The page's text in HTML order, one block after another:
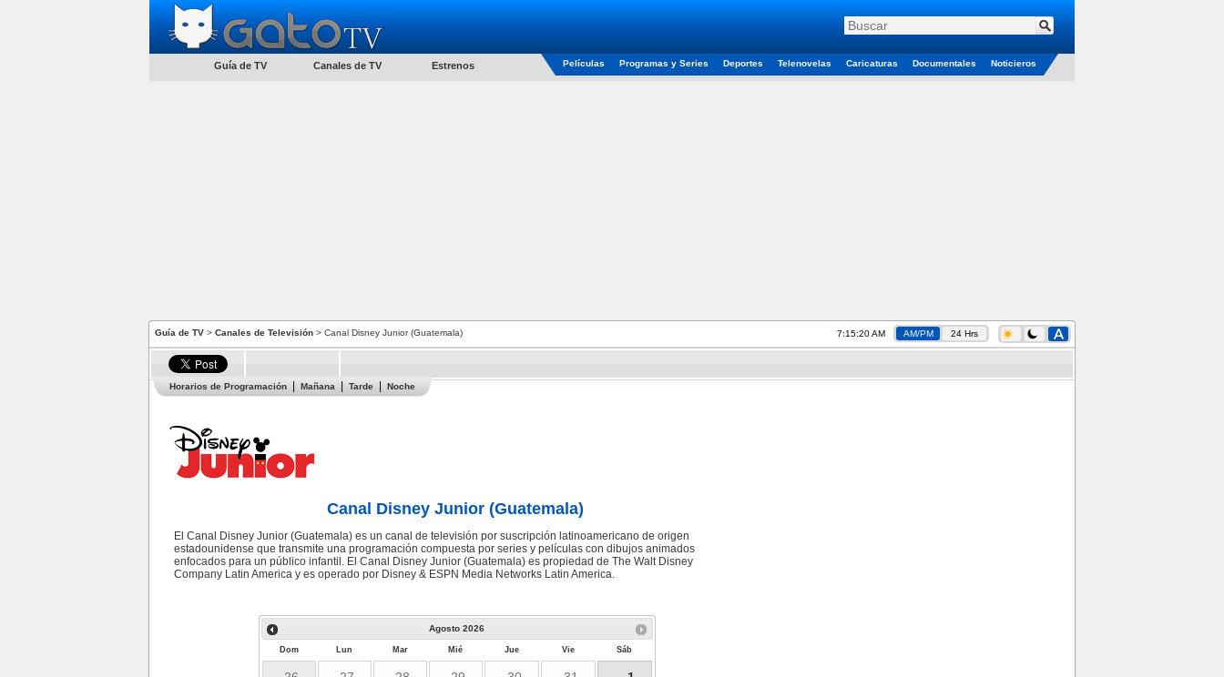
Guía de TV Canales de TV Estrenos Películas Programas y Series Deportes Telenovelas Caricaturas Documentales Noticieros
Guía de TV > Canales de Televisión > Canal Disney Junior (Guatemala) 7:15:21 AM AM/PM 24 Hrs
Horarios de Programación Mañana Tarde Noche
Canal Disney Junior (Guatemala)
El Canal Disney Junior (Guatemala) es un canal de televisión por suscripción latinoamericano de origen
estadounidense que transmite una programación compuesta por series y películas con dibujos animados
enfocados para un público infantil. El Canal Disney Junior (Guatemala) es propiedad de The Walt Disney
Company Latin America y es operado por Disney & ESPN Media Networks Latin America.
Agosto 2026
Dom Lun Mar Mié Jue Vie Sáb